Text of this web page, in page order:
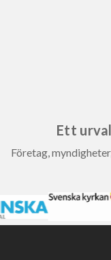
Ett
Företag,